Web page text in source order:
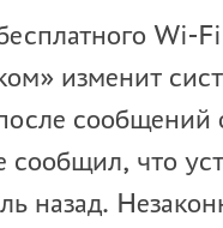
Wi-
изменит
сообщений
сообщил, что
назад.